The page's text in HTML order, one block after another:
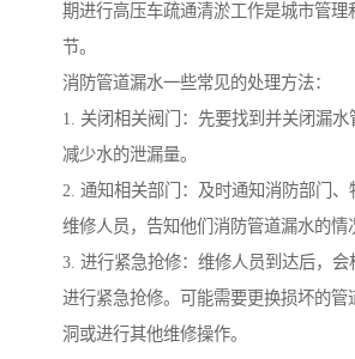
期进行高压车疏通清淤工作是城市管理
节。
消防管道漏水一些常见的处理方法：
1. 关闭相关阀门：先要找到并关闭漏
减少水的泄漏量。
2. 通知相关部门：及时通知消防部门、
维修人员，告知他们消防管道漏水的情
3. 进行紧急抢修：维修人员到达后，会
进行紧急抢修。可能需要更换损坏的管
洞或进行其他维修操作。